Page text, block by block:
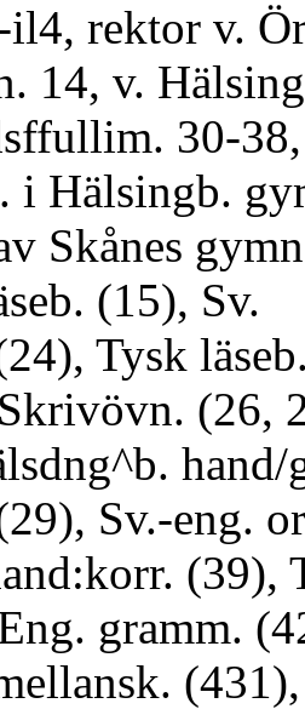
rektor v.
14, v.
30-
i Hälsingb.
Skånes
(15), Sv.
Tysk
(26,
hand/
Sv.-eng.
(39),
gramm.